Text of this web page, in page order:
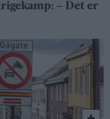
– Det er